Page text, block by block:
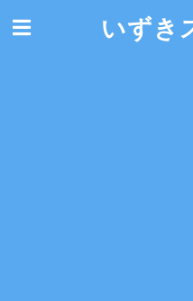
いずき